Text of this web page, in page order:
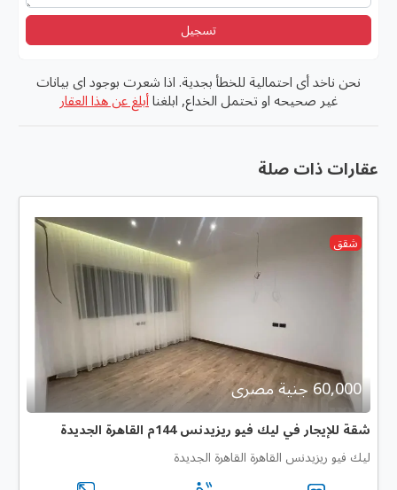
تسجيل
نحن ناخد أى احتمالية للخطأ بجدية. اذا شعرت بوجود اى بيانات
غير صحيحه او تحتمل الخداع, ابلغنا أبلغ عن هذا العقار
عقارات ذات صلة
شقق
60,000 جنية مصرى
شقة للإيجار في ليك فيو ريزيدنس 144م القاهرة الجديدة
ليك فيو ريزيدنس القاهرة القاهرة الجديدة